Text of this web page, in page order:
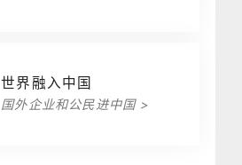
世界融入中国
国外企业和公民进中国 >